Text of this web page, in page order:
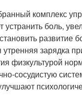
комплекс
устранить боль,
развитие
зарядка
физкультурой
сосудистую